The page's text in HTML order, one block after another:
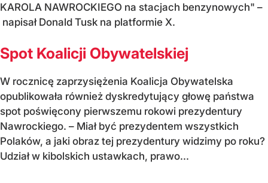
KAROLA NAWROCKIEGO na stacjach benzynowych" –
napisał Donald Tusk na platformie X.
Spot Koalicji Obywatelskiej
W rocznicę zaprzysiężenia Koalicja Obywatelska
opublikowała również dyskredytujący głowę państwa
spot poświęcony pierwszemu rokowi prezydentury
Nawrockiego. – Miał być prezydentem wszystkich
Polaków, a jaki obraz tej prezydentury widzimy po roku?
Udział w kibolskich ustawkach, prawo...